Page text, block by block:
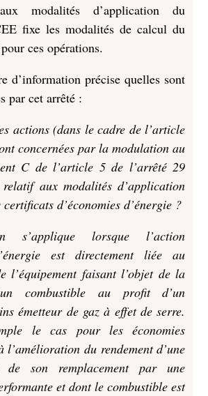
modalités d’application du
fixe les modalités de calcul du
ces opérations.
d’information précise quelles sont
par cet arrêté :
actions (dans le cadre de l’article
concernées par la modulation au
C de l’article 5 de l’arrêté 29
relatif aux modalités d’application
d’économies d’énergie ?
s’applique lorsque l’action
est directement liée au
l’équipement faisant l’objet de la
combustible au profit d’un
émetteur de gaz à effet de serre.
le cas pour les économies
l’amélioration du rendement d’une
de son remplacement par une
et dont le combustible est